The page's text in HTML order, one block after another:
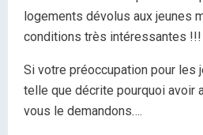
logements dévolus aux jeunes
conditions très intéressantes !!!
Si votre préoccupation pour les
telle que décrite pourquoi avoir
vous le demandons….